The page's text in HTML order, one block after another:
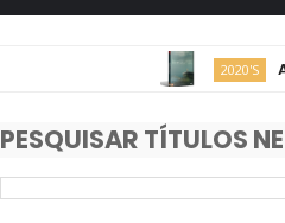
2020'S A
PESQUISAR TÍTULOS